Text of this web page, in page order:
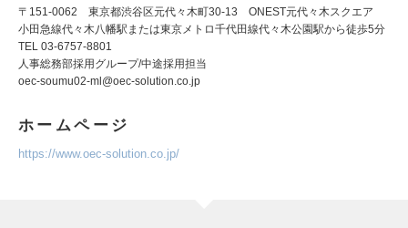
〒151-0062 東京都渋谷区元代々木町30-13 ONEST元代々木スクエア
小田急線代々木八幡駅または東京メトロ千代田線代々木公園駅から徒歩5分
TEL 03-6757-8801
人事総務部採用グループ/中途採用担当
oec-soumu02-ml@oec-solution.co.jp
ホームページ
https://www.oec-solution.co.jp/